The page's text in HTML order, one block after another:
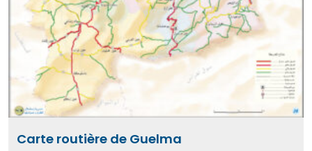
Carte routière de Guelma